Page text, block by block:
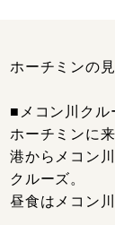
ホーチミンの
■メコン川クル
ホーチミンに
港からメコン
クルーズ。
昼食はメコン